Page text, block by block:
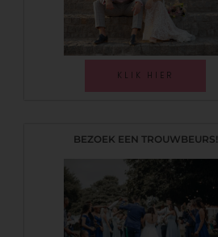
KLIK HIER
BEZOEK EEN TROUWBEURS!